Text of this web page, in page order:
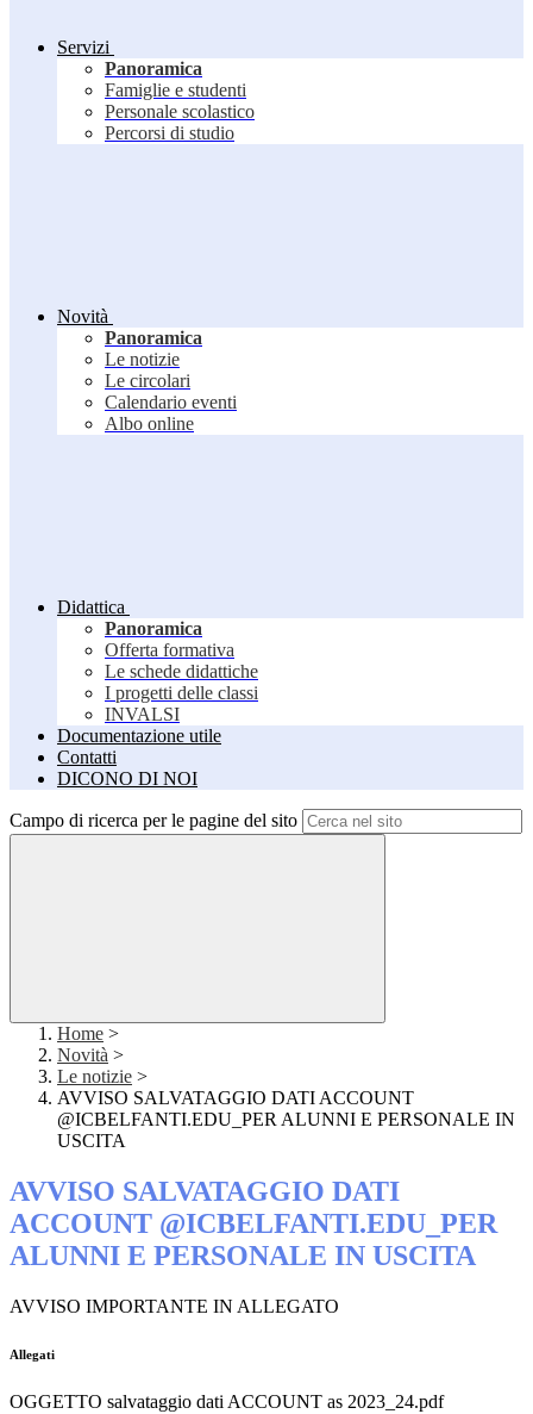
Servizi
Panoramica
Famiglie e studenti
Personale scolastico
Percorsi di studio
Novità
Panoramica
Le notizie
Le circolari
Calendario eventi
Albo online
Didattica
Panoramica
Offerta formativa
Le schede didattiche
I progetti delle classi
INVALSI
Documentazione utile
Contatti
DICONO DI NOI
Campo di ricerca per le pagine del sito
Home >
Novità >
Le notizie >
AVVISO SALVATAGGIO DATI ACCOUNT
@ICBELFANTI.EDU_PER ALUNNI E PERSONALE IN
USCITA
AVVISO SALVATAGGIO DATI
ACCOUNT @ICBELFANTI.EDU_PER
ALUNNI E PERSONALE IN USCITA
AVVISO IMPORTANTE IN ALLEGATO
Allegati
OGGETTO salvataggio dati ACCOUNT as 2023_24.pdf